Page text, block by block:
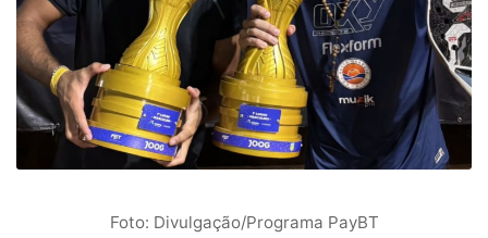
Foto: Divulgação/Programa PayBT